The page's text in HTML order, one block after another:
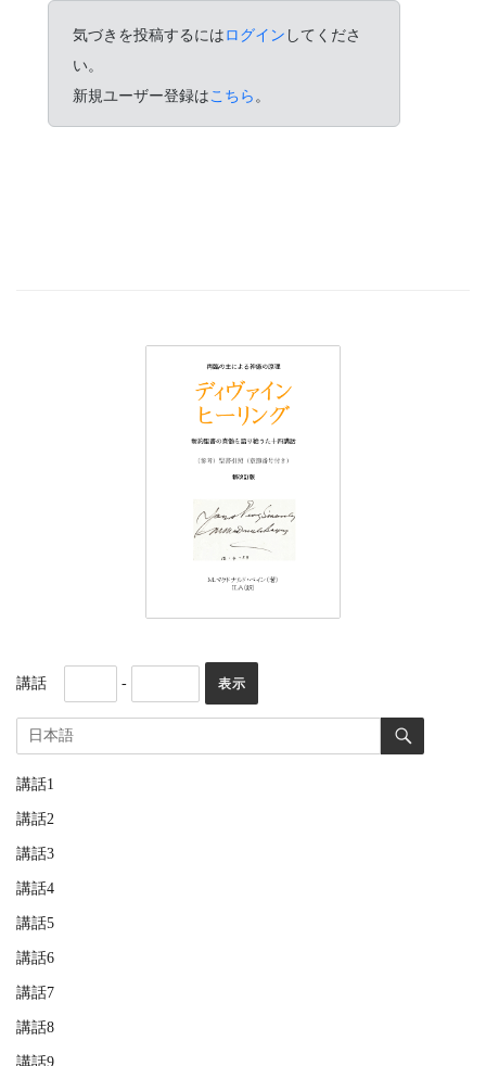
気づきを投稿するにはログイン してくださ
い。
新規ユーザー登録はこちら 。
講話 -
講話1
講話2
講話3
講話4
講話5
講話6
講話7
講話8
講話9